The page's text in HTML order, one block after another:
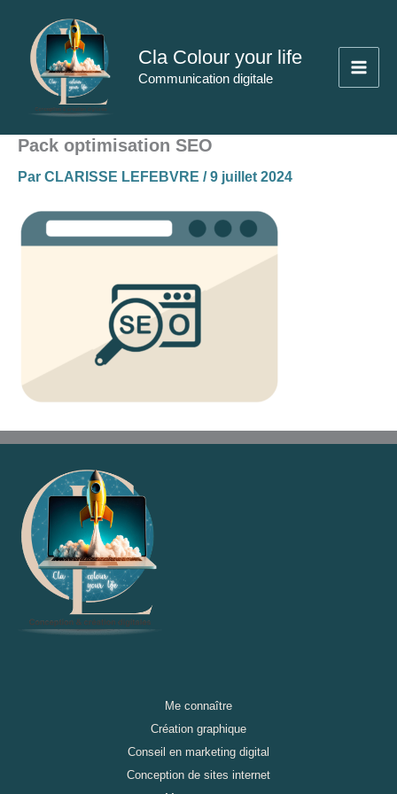
contenu
Cla Colour your life
Communication digitale
Pack optimisation SEO
Par CLARISSE LEFEBVRE /9 juillet 2024
Me connaître
Création graphique
Conseil en marketing digital
Conception de sites internet